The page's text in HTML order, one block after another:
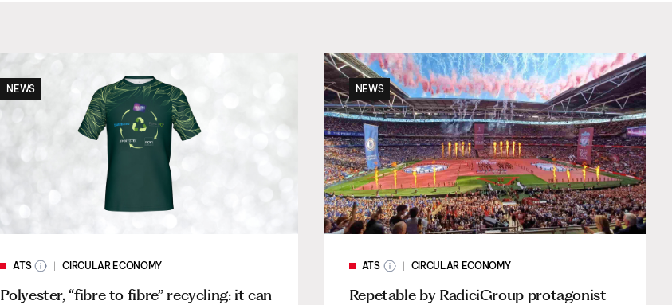
NEWS
ATS CIRCULAR ECONOMY
Polyester, “fibre to fibre” recycling: it can
NEWS
ATS CIRCULAR ECONOMY
Repetable by RadiciGroup protagonist